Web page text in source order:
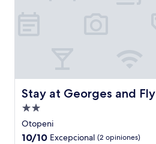
Stay at Georges and Fly
Stay at Georges and Fly
Propiedad
de
2.0
Otopeni
10.0
10/10 Excepcional (2 opiniones)